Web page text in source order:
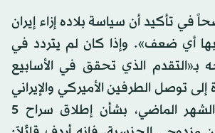
في تأكيد أن سياسة بلاده إزاء إيران
أي ضعف». وإذا كان لم يتردد في
بـ«التقدم الذي تحقق في الأسابيع
إلى توصل الطرفين الأميركي والإيراني
إلى اتفاق خلال الشهر الماضي، بشأن إطلاق سراح 5